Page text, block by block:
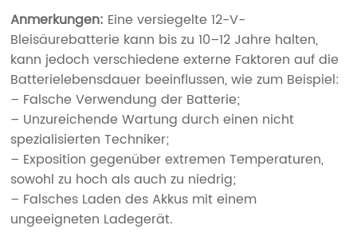
Anmerkungen: Eine versiegelte 12-V-
Bleisäurebatterie kann bis zu 10–12 Jahre halten,
kann jedoch verschiedene externe Faktoren auf die
Batterielebensdauer beeinflussen, wie zum Beispiel:
– Falsche Verwendung der Batterie;
– Unzureichende Wartung durch einen nicht
spezialisierten Techniker;
– Exposition gegenüber extremen Temperaturen,
sowohl zu hoch als auch zu niedrig;
– Falsches Laden des Akkus mit einem
ungeeigneten Ladegerät.